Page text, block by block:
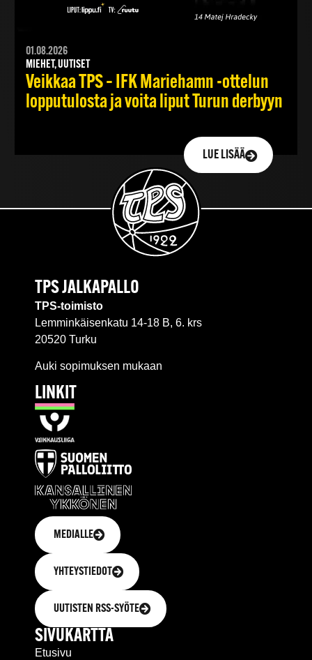
01.08.2026
MIEHET, UUTISET
Veikkaa TPS – IFK Mariehamn -ottelun
lopputulosta ja voita liput Turun derbyyn
LUE LISÄÄ
TPS JALKAPALLO
TPS-toimisto
Lemminkäisenkatu 14-18 B, 6. krs
20520 Turku
Auki sopimuksen mukaan
LINKIT
MEDIALLE
YHTEYSTIEDOT
UUTISTEN RSS-SYÖTE
SIVUKARTTA
Etusivu